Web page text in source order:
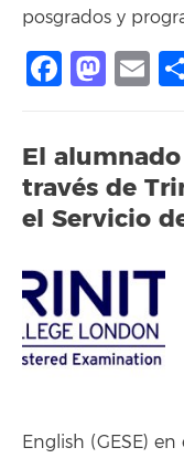
posgrados y
El
través de
el Servicio
English (GESE)